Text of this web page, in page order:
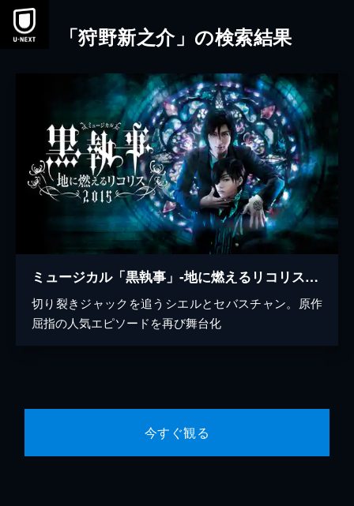
本文へスキップ
「狩野新之介」の検索結果
ミュージカル「黒執事」‐地に燃えるリコリス2015‐
切り裂きジャックを追うシエルとセバスチャン。原作
屈指の人気エピソードを再び舞台化
今すぐ観る